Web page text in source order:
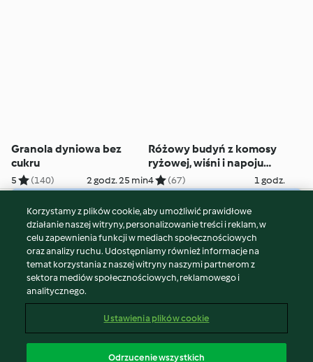
Granola dyniowa bez
cukru
5 (140) 2 godz. 25 min
Różowy budyń z komosy
ryżowej, wiśni i napoju
migdałowego
4 (67) 1 godz.
© Copyright 2026
Warunki korzystania
Polityka prywatności
Disclaimer
Znak wydawcy
Zgłoś treść
Korzystamy z plików cookie, aby umożliwić prawidłowe
działanie naszej witryny, personalizowanie treści i reklam, w
celu zapewnienia funkcji w mediach społecznościowych
oraz analizy ruchu. Udostępniamy również informacje na
temat korzystania z naszej witryny naszymi partnerom z
sektora mediów społecznościowych, reklamowego i
analitycznego.
Ustawienia plików cookie
Odrzucenie wszystkich